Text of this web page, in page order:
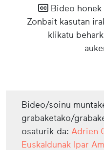
Bideo
Zonbait kasutan
klikatu
Bideo/soinu
grabaketako/
osaturik da: Adrien
Euskaldunak Ipar